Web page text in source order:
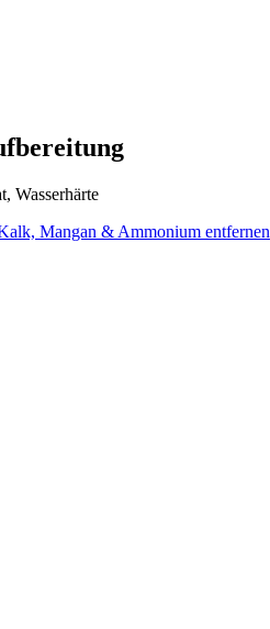
Wasserhärte
Mangan & Ammonium entfernen